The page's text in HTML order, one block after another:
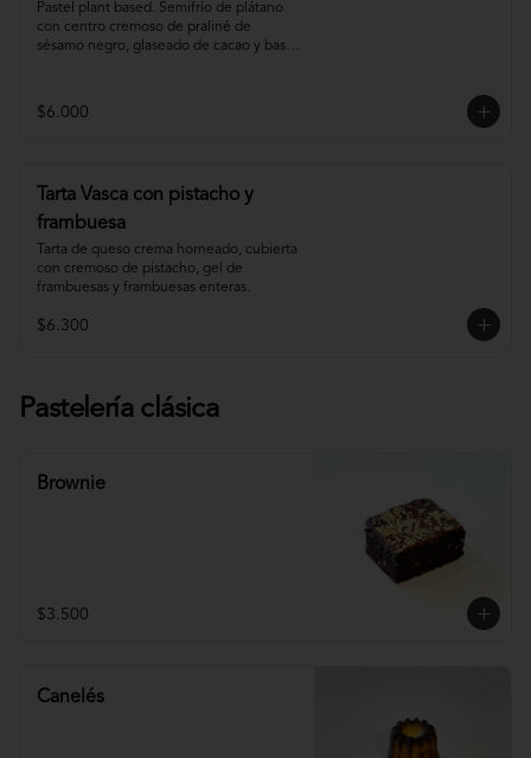
Pastel plant based. Semifrío de plátano
con centro cremoso de praliné de
sésamo negro, glaseado de cacao y base
$6.000
Tarta Vasca con pistacho y
frambuesa
Tarta de queso crema horneado, cubierta
con cremoso de pistacho, gel de
frambuesas y frambuesas enteras.
$6.300
Pastelería clásica
Brownie
$3.500
Canelés